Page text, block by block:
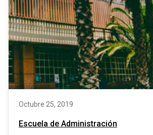
Octubre 25, 2019
Escuela de Administración